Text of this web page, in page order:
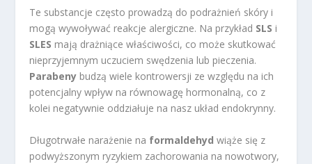
Te substancje często prowadzą do podrażnień skóry i
mogą wywoływać reakcje alergiczne. Na przykład SLS i
SLES mają drażniące właściwości, co może skutkować
nieprzyjemnym uczuciem swędzenia lub pieczenia.
Parabeny budzą wiele kontrowersji ze względu na ich
potencjalny wpływ na równowagę hormonalną, co z
kolei negatywnie oddziałuje na nasz układ endokrynny.
Długotrwałe narażenie na formaldehyd wiąże się z
podwyższonym ryzykiem zachorowania na nowotwory,